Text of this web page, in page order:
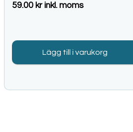
59.00 krinkl. moms
Lägg till i varukorg